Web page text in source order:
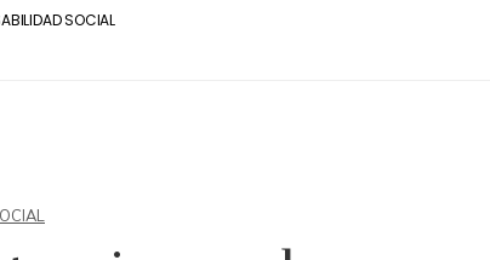
SOCIAL